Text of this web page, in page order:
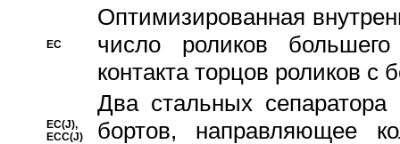
EC
Oптимизированная
число роликов
контакта торцов роликов с
EC(J),
ECC(J)
Два стальных сепаратора
бортов, направляющее